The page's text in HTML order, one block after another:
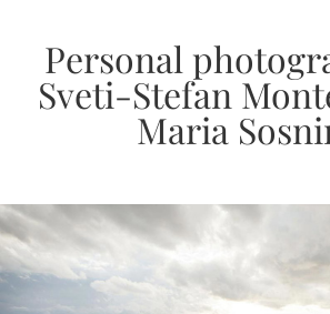
Personal
Sveti-Stefan
Maria